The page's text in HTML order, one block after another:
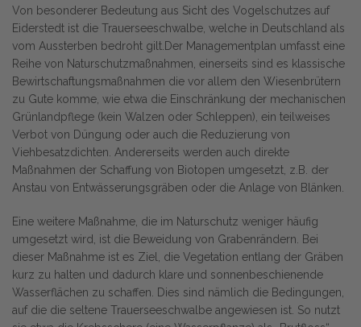
Von besonderer Bedeutung aus Sicht des Vogelschutzes auf
Eiderstedt ist die Trauerseeschwalbe, welche in Deutschland als
vom Aussterben bedroht gilt.Der Managementplan umfasst eine
Reihe von Naturschutzmaßnahmen, einerseits sind es klassische
Bewirtschaftungsmaßnahmen die vor allem den Wiesenbrütern
zu Gute komme, wie etwa die Einschränkung der mechanischen
Grünlandpflege (kein Walzen oder Schleppen), ein teilweises
Verbot von Düngung oder auch die Reduzierung von
Viehbesatzdichten. Andererseits werden auch direkte
Maßnahmen der Schaffung von Biotopen umgesetzt, z.B. der
Anstau von Entwässerungsgräben oder die Anlage von Blänken.
Eine weitere Maßnahme, die im Naturschutz weniger häufig
umgesetzt wird, ist die Beweidung von Grabenrändern. Bei
dieser Maßnahme ist es Ziel, die Vegetation entlang der Gräben
kurz zu halten und dadurch klare und sonnenbeschienende
Wasserflächen zu schaffen. Dies sind nämlich die Bedingungen,
auf die die seltene Trauerseeschwalbe angewiesen ist. So nutzt